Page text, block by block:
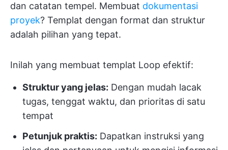
dan catatan tempel. Membuat dokumentasi
proyek? Templat dengan format dan struktur
adalah pilihan yang tepat.
Inilah yang membuat templat Loop efektif:
Struktur yang jelas: Dengan mudah lacak
tugas, tenggat waktu, dan prioritas di satu
tempat
Petunjuk praktis: Dapatkan instruksi yang